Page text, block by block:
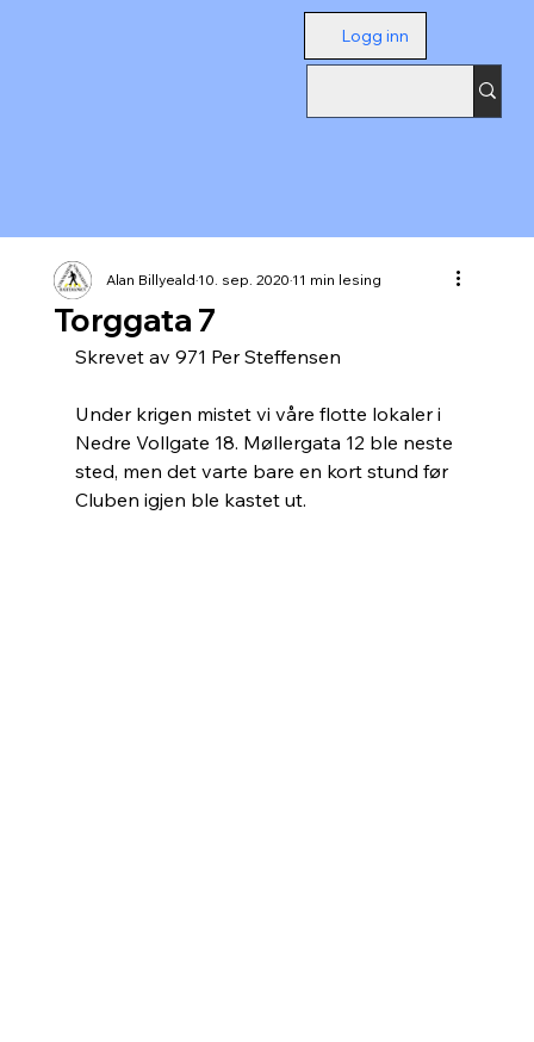
Logg inn
Torggata 7
Alan Billyeald10. sep. 202011 min lesing
Skrevet av 971 Per Steffensen
Under krigen mistet vi våre flotte lokaler i
Nedre Vollgate 18. Møllergata 12 ble neste
sted, men det varte bare en kort stund før
Cluben igjen ble kastet ut.